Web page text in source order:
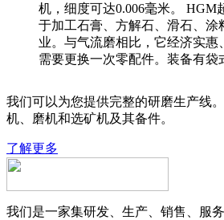
机，细度可达0.006毫米。 HGM
于加工石膏、方解石、滑石、涂
业。与气流磨相比，它经济实惠
需要更换一次零配件。装备有袋
我们可以为您提供完整的研磨生产线
机、磨机和选矿机及其备件。
了解更多
我们是一家集研发、生产、销售、服